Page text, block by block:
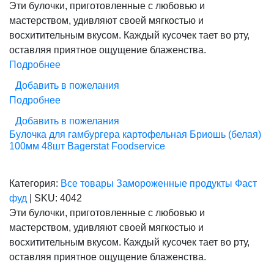
составляла
1
582,00 ₽.
1
266,00 ₽.
Эти булочки, приготовленные с любовью и
мастерством, удивляют своей мягкостью и
восхитительным вкусом. Каждый кусочек тает во рту,
оставляя приятное ощущение блаженства.
Подробнее
Добавить в пожелания
Подробнее
Добавить в пожелания
Булочка для гамбургера картофельная Бриошь (белая)
100мм 48шт Bagerstat Foodservice
Категория: Все товары Замороженные продукты Фаст
фуд
SKU: 4042
Эти булочки, приготовленные с любовью и
мастерством, удивляют своей мягкостью и
восхитительным вкусом. Каждый кусочек тает во рту,
оставляя приятное ощущение блаженства.